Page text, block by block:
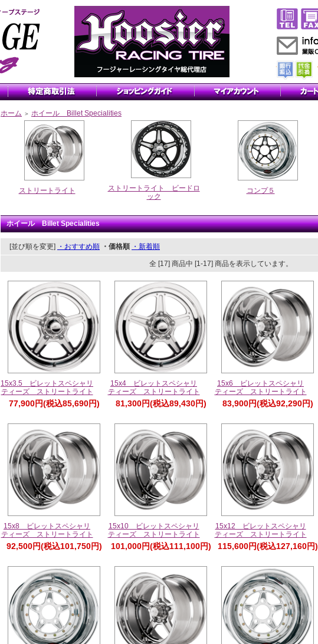
ホーム ＞ ホイール Billet Specialities
ストリートライト
ストリートライト ビードロ
ック
コンプ５
ホイール Billet Specialities
[並び順を変更] ・おすすめ順 ・価格順 ・新着順
全 [17] 商品中 [1-17] 商品を表示しています。
15x3.5 ビレットスペシャリ
ティーズ ストリートライト
77,900円(税込85,690円)
15x4 ビレットスペシャリ
ティーズ ストリートライト
81,300円(税込89,430円)
15x6 ビレットスペシャリ
ティーズ ストリートライト
83,900円(税込92,290円)
15x8 ビレットスペシャリ
ティーズ ストリートライト
92,500円(税込101,750円)
15x10 ビレットスペシャリ
ティーズ ストリートライト
101,000円(税込111,100円)
15x12 ビレットスペシャリ
ティーズ ストリートライト
115,600円(税込127,160円)